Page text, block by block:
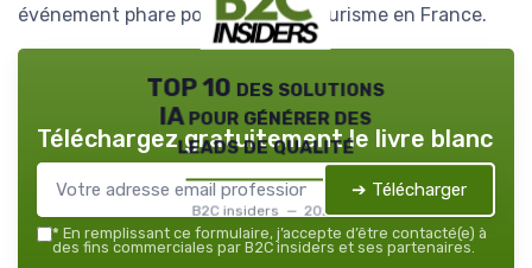
événement phare pour l’art et le tourisme en France.
TOP 10 des solutions
IA pour générer des
leads de qualité
B2C insiders — 2026
Téléchargez gratuitement le livre blanc
➔ Télécharger
* En remplissant ce formulaire, j’accepte d’être contacté(e) à
des fins commerciales par B2C insiders et ses partenaires.